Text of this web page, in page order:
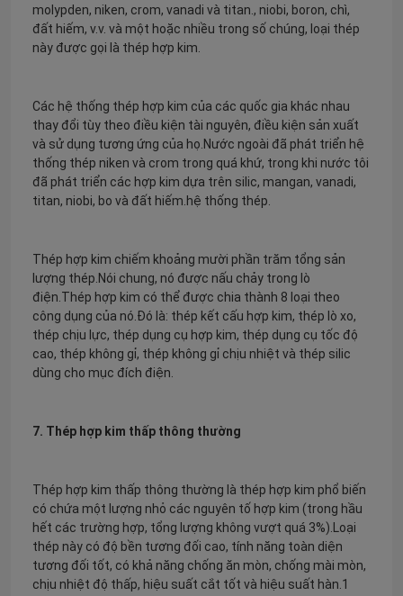
molypden, niken, crom, vanadi và titan., niobi, boron, chì,
đất hiếm, v.v. và một hoặc nhiều trong số chúng, loại thép
này được gọi là thép hợp kim.
Các hệ thống thép hợp kim của các quốc gia khác nhau
thay đổi tùy theo điều kiện tài nguyên, điều kiện sản xuất
và sử dụng tương ứng của họ.Nước ngoài đã phát triển hệ
thống thép niken và crom trong quá khứ, trong khi nước tôi
đã phát triển các hợp kim dựa trên silic, mangan, vanadi,
titan, niobi, bo và đất hiếm.hệ thống thép.
Thép hợp kim chiếm khoảng mười phần trăm tổng sản
lượng thép.Nói chung, nó được nấu chảy trong lò
điện.Thép hợp kim có thể được chia thành 8 loại theo
công dụng của nó.Đó là: thép kết cấu hợp kim, thép lò xo,
thép chịu lực, thép dụng cụ hợp kim, thép dụng cụ tốc độ
cao, thép không gỉ, thép không gỉ chịu nhiệt và thép silic
dùng cho mục đích điện.
7. Thép hợp kim thấp thông thường
Thép hợp kim thấp thông thường là thép hợp kim phổ biến
có chứa một lượng nhỏ các nguyên tố hợp kim (trong hầu
hết các trường hợp, tổng lượng không vượt quá 3%).Loại
thép này có độ bền tương đối cao, tính năng toàn diện
tương đối tốt, có khả năng chống ăn mòn, chống mài mòn,
chịu nhiệt độ thấp, hiệu suất cắt tốt và hiệu suất hàn.1